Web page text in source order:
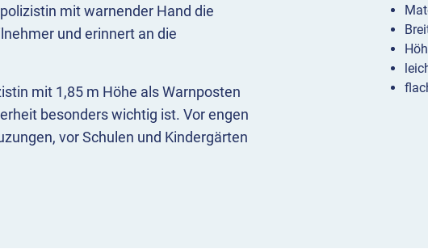
mit warnender Hand die
und erinnert an die
mit 1,85 m Höhe als Warnposten
besonders wichtig ist. Vor engen
vor Schulen und Kindergärten
sichtbar vor Gefahrenstellen.